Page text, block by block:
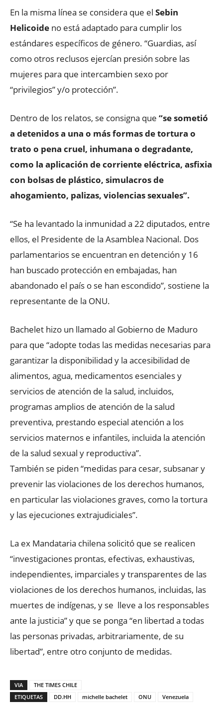
En la misma línea se considera que el Sebin
Helicoide no está adaptado para cumplir los
estándares específicos de género. “Guardias, así
como otros reclusos ejercían presión sobre las
mujeres para que intercambien sexo por
“privilegios” y/o protección”.
Dentro de los relatos, se consigna que “se sometió
a detenidos a una o más formas de tortura o
trato o pena cruel, inhumana o degradante,
como la aplicación de corriente eléctrica, asfixia
con bolsas de plástico, simulacros de
ahogamiento, palizas, violencias sexuales”.
“Se ha levantado la inmunidad a 22 diputados, entre
ellos, el Presidente de la Asamblea Nacional. Dos
parlamentarios se encuentran en detención y 16
han buscado protección en embajadas, han
abandonado el país o se han escondido”, sostiene la
representante de la ONU.
Bachelet hizo un llamado al Gobierno de Maduro
para que “adopte todas las medidas necesarias para
garantizar la disponibilidad y la accesibilidad de
alimentos, agua, medicamentos esenciales y
servicios de atención de la salud, incluidos,
programas amplios de atención de la salud
preventiva, prestando especial atención a los
servicios maternos e infantiles, incluida la atención
de la salud sexual y reproductiva”.
También se piden “medidas para cesar, subsanar y
prevenir las violaciones de los derechos humanos,
en particular las violaciones graves, como la tortura
y las ejecuciones extrajudiciales”.
La ex Mandataria chilena solicitó que se realicen
“investigaciones prontas, efectivas, exhaustivas,
independientes, imparciales y transparentes de las
violaciones de los derechos humanos, incluidas, las
muertes de indígenas, y se lleve a los responsables
ante la justicia” y que se ponga “en libertad a todas
las personas privadas, arbitrariamente, de su
libertad”, entre otro conjunto de medidas.
VIA
THE TIMES CHILE
ETIQUETAS
DD.HH michelle bachelet ONU Venezuela